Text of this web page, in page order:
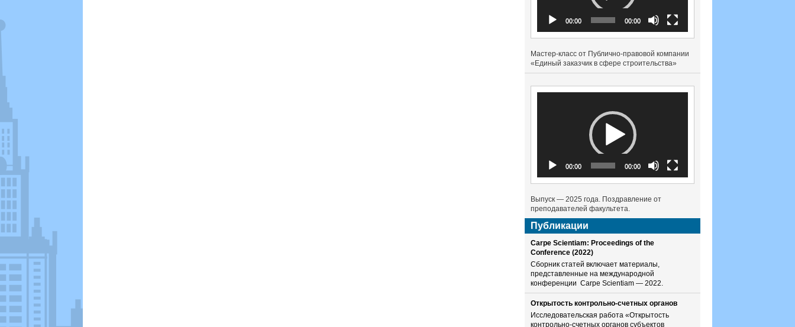
00:00 00:00
Мастер-класс от Публично-правовой компании
«Единый заказчик в сфере строительства»
00:00 00:00
Выпуск — 2025 года. Поздравление от
преподавателей факультета.
Публикации
Carpe Scientiam: Proceedings of the
Conference (2022)
Сборник статей включает материалы,
представленные на международной
конференции Carpe Scientiam — 2022.
Открытость контрольно-счетных органов
Исследовательская работа «Открытость
контрольно-счетных органов субъектов